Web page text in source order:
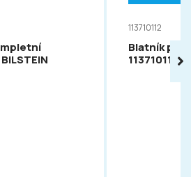
113710112
Blatník
113710112